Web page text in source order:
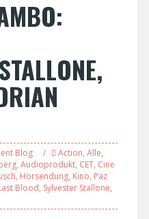
Blog Action, Alle,
, Audioprodukt, CET, Cine
, Hörsendung, Kino, Paz
Blood, Sylvester Stallone,